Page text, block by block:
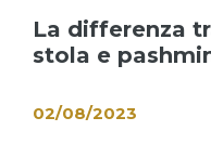
La differenza
stola e
02/08/2023